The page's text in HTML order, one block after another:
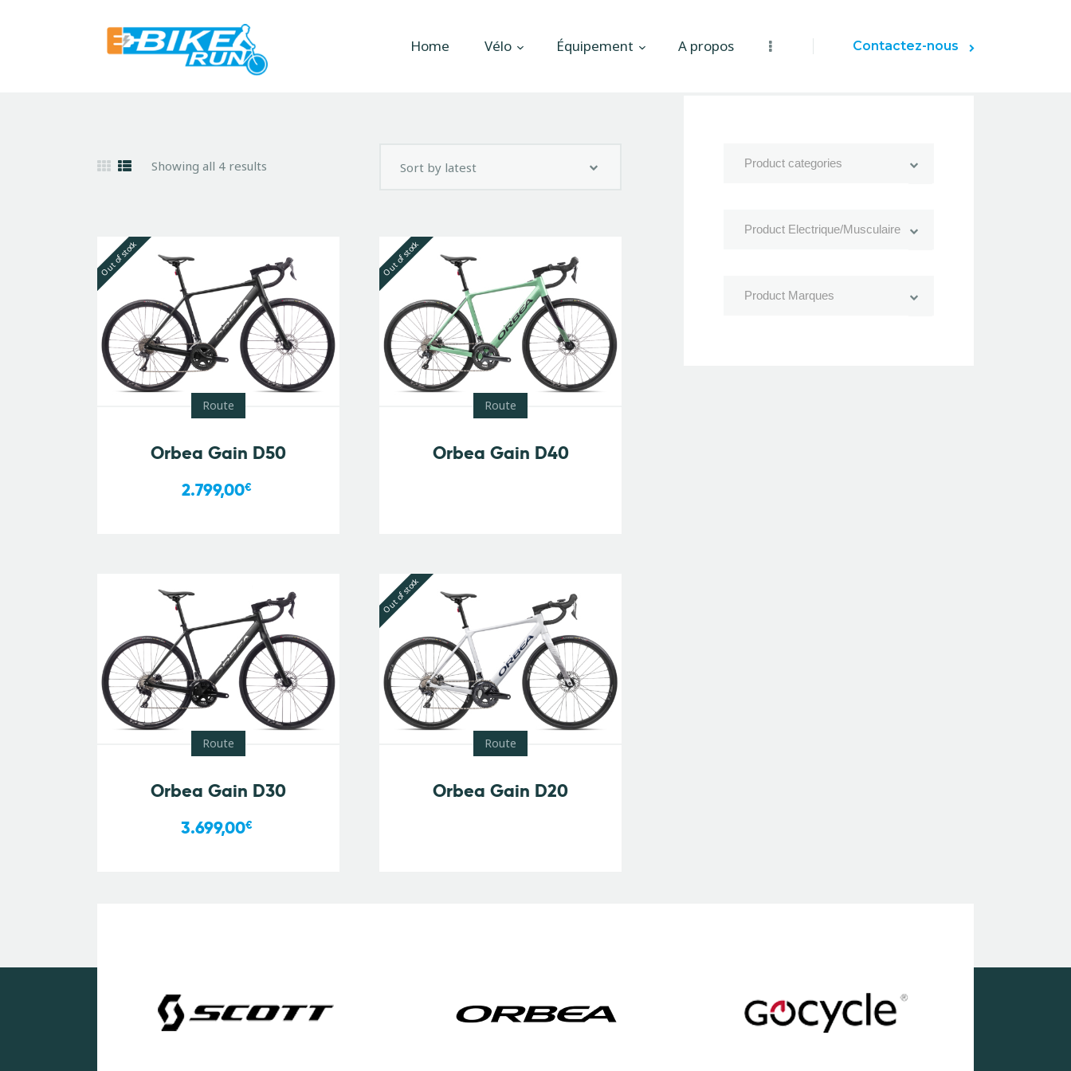
Home Vélo Équipement A propos Contactez-nous
Actualités
Showing all 4 results
Out of stock
Route
Orbea Gain D50
2.799,00€
Out of stock
Route
Orbea Gain D40
Route
Orbea Gain D30
3.699,00€
Out of stock
Route
Orbea Gain D20